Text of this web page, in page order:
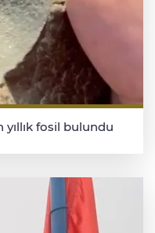
yıllık fosil bulundu